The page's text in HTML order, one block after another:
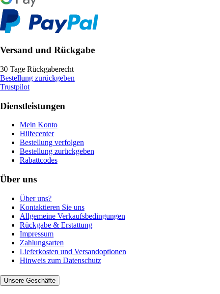
Versand und Rückgabe
30 Tage Rückgaberecht
Bestellung zurückgeben
Trustpilot
Dienstleistungen
Mein Konto
Hilfecenter
Bestellung verfolgen
Bestellung zurückgeben
Rabattcodes
Über uns
Über uns?
Kontaktieren Sie uns
Allgemeine Verkaufsbedingungen
Rückgabe & Erstattung
Impressum
Zahlungsarten
Lieferkosten und Versandoptionen
Hinweis zum Datenschutz
Unsere Geschäfte